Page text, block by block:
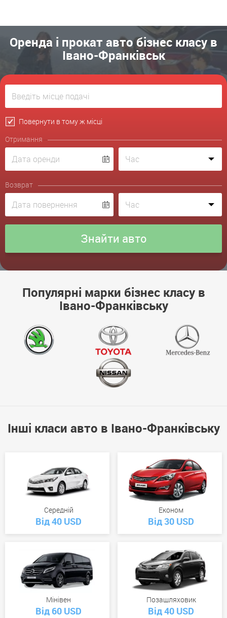
Оренда і прокат авто бізнес класу в
Івано-Франківськ
Повернути в тому ж місці
Отримання
Возврат
Популярні марки бізнес класу в
Івано-Франківську
Інші класи авто в Івано-Франківську
Середній
Від 40 USD
Економ
Від 30 USD
Мінівен
Від 60 USD
Позашляховик
Від 40 USD